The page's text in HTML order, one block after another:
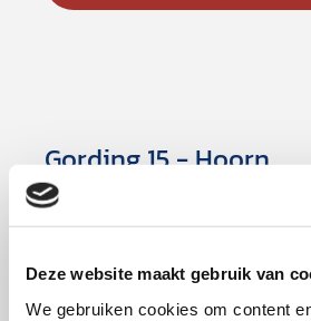
Deze website maakt gebruik van
We gebruiken cookies om content
Gording 15 - Hoorn
Bekijk ons actuele